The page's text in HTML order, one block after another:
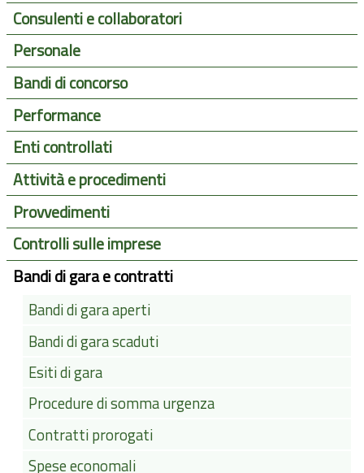
Consulenti e collaboratori
Personale
Bandi di concorso
Performance
Enti controllati
Attività e procedimenti
Provvedimenti
Controlli sulle imprese
Bandi di gara e contratti
Bandi di gara aperti
Bandi di gara scaduti
Esiti di gara
Procedure di somma urgenza
Contratti prorogati
Spese economali